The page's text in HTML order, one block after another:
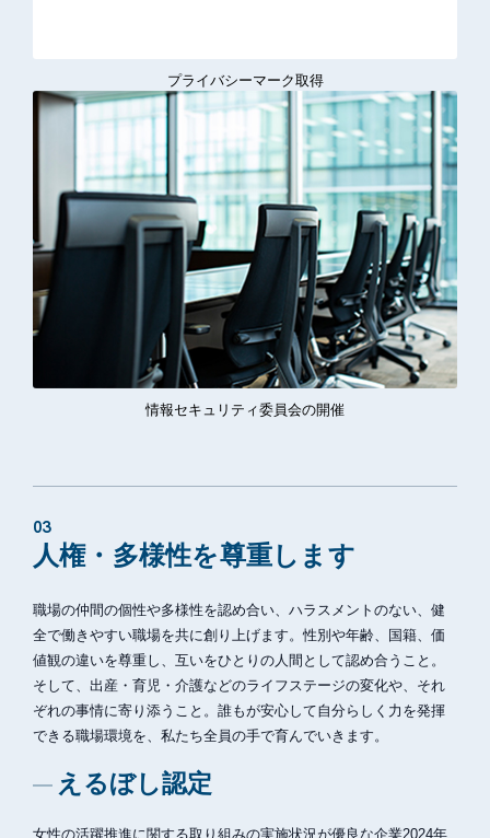
プライバシーマーク取得
情報セキュリティ委員会の開催
03
人権・多様性を尊重します
職場の仲間の個性や多様性を認め合い、ハラスメントのない、健
全で働きやすい職場を共に創り上げます。性別や年齢、国籍、価
値観の違いを尊重し、互いをひとりの人間として認め合うこと。
そして、出産・育児・介護などのライフステージの変化や、それ
ぞれの事情に寄り添うこと。誰もが安心して自分らしく力を発揮
できる職場環境を、私たち全員の手で育んでいきます。
えるぼし認定
女性の活躍推進に関する取り組みの実施状況が優良な企業2024年